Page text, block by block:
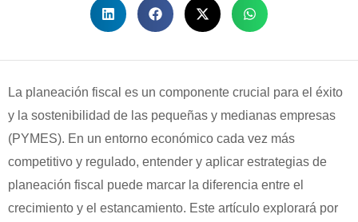
La planeación fiscal es un componente crucial para el éxito
y la sostenibilidad de las pequeñas y medianas empresas
(PYMES). En un entorno económico cada vez más
competitivo y regulado, entender y aplicar estrategias de
planeación fiscal puede marcar la diferencia entre el
crecimiento y el estancamiento. Este artículo explorará por